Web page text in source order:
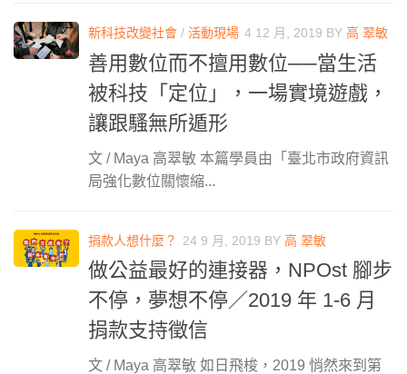
新科技改變社會 / 活動現場 4 12 月, 2019 BY 高 翠敏
善用數位而不擅用數位──當生活
被科技「定位」，一場實境遊戲，
讓跟騷無所遁形
文 / Maya 高翠敏 本篇學員由「臺北市政府資訊
局強化數位關懷縮...
捐款人想什麼？ 24 9 月, 2019 BY 高 翠敏
做公益最好的連接器，NPOst 腳步
不停，夢想不停／2019 年 1-6 月
捐款支持徵信
文 / Maya 高翠敏 如日飛梭，2019 悄然來到第